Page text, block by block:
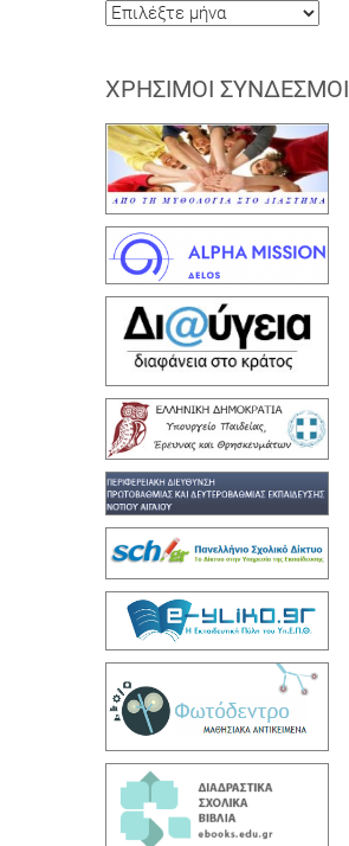
Ιστορικό
ΧΡΉΣΙΜΟΙ ΣΎΝΔΕΣΜΟΙ